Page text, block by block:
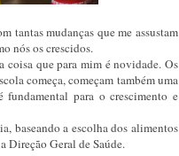
tantas mudanças que me assustam
nós os crescidos.
coisa que para mim é novidade. Os
começa, começam também uma
para o crescimento e
baseando a escolha dos alimentos
Direção Geral de Saúde.